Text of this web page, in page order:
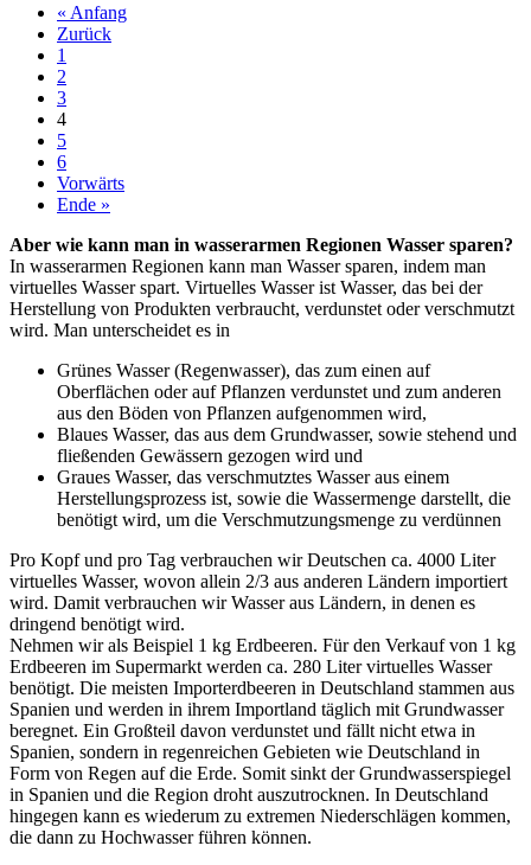
« Anfang
Zurück
1
2
3
4
5
6
Vorwärts
Ende »
Aber wie kann man in wasserarmen Regionen Wasser sparen?
In wasserarmen Regionen kann man Wasser sparen, indem man
virtuelles Wasser spart. Virtuelles Wasser ist Wasser, das bei der
Herstellung von Produkten verbraucht, verdunstet oder verschmutzt
wird. Man unterscheidet es in
Grünes Wasser (Regenwasser), das zum einen auf
Oberflächen oder auf Pflanzen verdunstet und zum anderen
aus den Böden von Pflanzen aufgenommen wird,
Blaues Wasser, das aus dem Grundwasser, sowie stehend und
fließenden Gewässern gezogen wird und
Graues Wasser, das verschmutztes Wasser aus einem
Herstellungsprozess ist, sowie die Wassermenge darstellt, die
benötigt wird, um die Verschmutzungsmenge zu verdünnen
Pro Kopf und pro Tag verbrauchen wir Deutschen ca. 4000 Liter
virtuelles Wasser, wovon allein 2/3 aus anderen Ländern importiert
wird. Damit verbrauchen wir Wasser aus Ländern, in denen es
dringend benötigt wird.
Nehmen wir als Beispiel 1 kg Erdbeeren. Für den Verkauf von 1 kg
Erdbeeren im Supermarkt werden ca. 280 Liter virtuelles Wasser
benötigt. Die meisten Importerdbeeren in Deutschland stammen aus
Spanien und werden in ihrem Importland täglich mit Grundwasser
beregnet. Ein Großteil davon verdunstet und fällt nicht etwa in
Spanien, sondern in regenreichen Gebieten wie Deutschland in
Form von Regen auf die Erde. Somit sinkt der Grundwasserspiegel
in Spanien und die Region droht auszutrocknen. In Deutschland
hingegen kann es wiederum zu extremen Niederschlägen kommen,
die dann zu Hochwasser führen können.